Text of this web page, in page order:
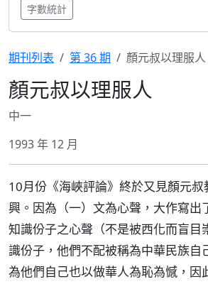
字數統計
期刊列表 第 36 期 顏元叔以理服人
顏元叔以理服人
中一
1993 年 12 月
10月份《海峽評論》終於又見顏元
興。因為（一）文為心聲，大作寫出
知識份子之心聲（不是被西化而盲目
識份子，他們不配被稱為中華民族自
為他們自己也以做華人為恥為憾，因